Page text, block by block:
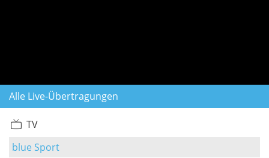
Alle Live-Übertragungen
TV
blue Sport